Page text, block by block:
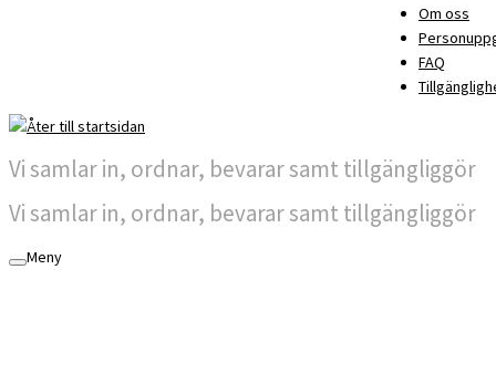
Om oss
FAQ
Vi samlar in, ordnar, bevarar samt tillgängliggör
Vi samlar in, ordnar, bevarar samt tillgängliggör
Meny